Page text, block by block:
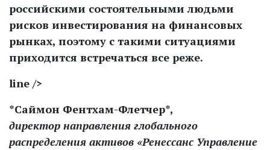
российскими состоятельными людьми
рисков инвестирования на финансовых
рынках, поэтому с такими ситуациями
приходится встречаться все реже.
line />
*Саймон Фентхам-Флетчер*,
директор направления глобального
распределения активов «Ренессанс Управление